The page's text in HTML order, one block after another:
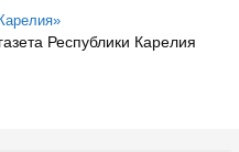
Республики Карелия